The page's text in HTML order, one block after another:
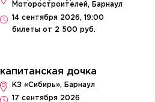
Моторостроителей, Барнаул
14 сентября 2026, 19:00
билеты от 2 500 руб.
капитанская дочка
КЗ «Сибирь», Барнаул
17 сентября 2026